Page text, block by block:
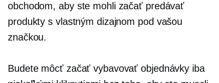
obchodom, aby ste mohli začať predávať
produkty s vlastným dizajnom pod vašou
značkou.
Budete môcť začať vybavovať objednávky iba